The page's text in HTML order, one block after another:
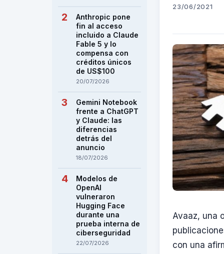
Anthropic pone
fin al acceso
incluido a Claude
Fable 5 y lo
compensa con
créditos únicos
de US$100
20/07/2026
Gemini Notebook
frente a ChatGPT
y Claude: las
diferencias
detrás del
anuncio
18/07/2026
Modelos de
OpenAI
vulneraron
Hugging Face
durante una
prueba interna de
ciberseguridad
22/07/2026
23/06/2021
Avaaz, una
con una